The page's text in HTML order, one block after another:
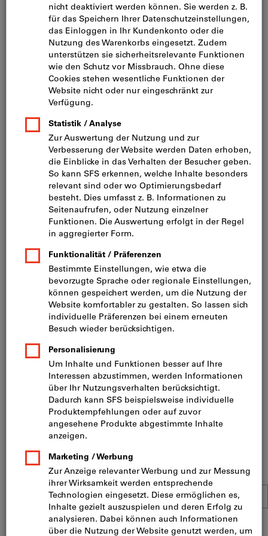
Licht (102)
Schieben (285)
Verbindungselemente und Konstruktionselemente
(395)
Wohnraumausstattungen (239)
Hoch- und Unterschranksysteme (328)
Schrankbeschläge und -ausstattungen (76)
Lüften (28)
Büroausstattung (169)
Schlösser (116)
Unsere Bestseller